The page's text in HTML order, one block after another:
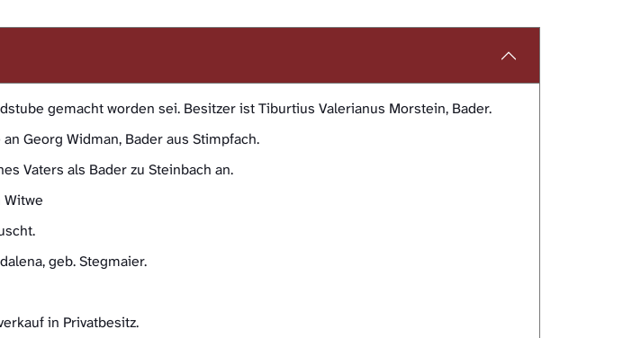
gemacht worden sei. Besitzer ist Tiburtius Valerianus Morstein, Bader.
Georg Widman, Bader aus Stimpfach.
Vaters als Bader zu Steinbach an.
geb. Stegmaier.
in Privatbesitz.